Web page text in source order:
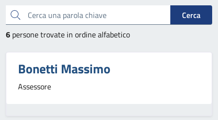
Cerca una parola chiave
Cerca
6 persone trovate in ordine alfabetico
Bonetti Massimo
Assessore